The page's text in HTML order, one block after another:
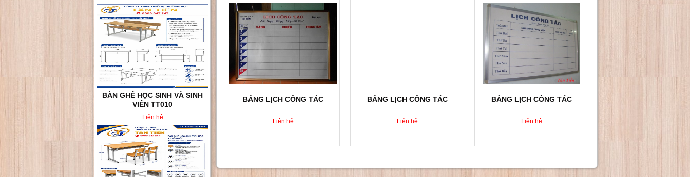
BÀN GHẾ HỌC SINH VÀ SINH
VIÊN TT010
Liên hệ
BẢNG LỊCH CÔNG TÁC
Liên hệ
BẢNG LỊCH CÔNG TÁC
Liên hệ
BẢNG LỊCH CÔNG TÁC
Liên hệ